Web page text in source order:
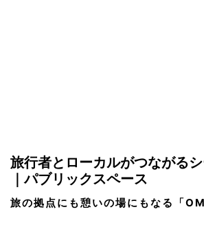
旅行者とローカルがつながる
｜パブリックスペース
旅の拠点にも憩いの場にもなる「